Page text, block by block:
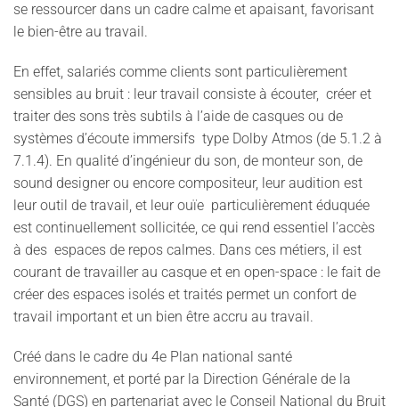
se ressourcer dans un cadre calme et apaisant, favorisant
le bien-être au travail.
En effet, salariés comme clients sont particulièrement
sensibles au bruit : leur travail consiste à écouter, créer et
traiter des sons très subtils à l’aide de casques ou de
systèmes d’écoute immersifs type Dolby Atmos (de 5.1.2 à
7.1.4). En qualité d’ingénieur du son, de monteur son, de
sound designer ou encore compositeur, leur audition est
leur outil de travail, et leur ouïe particulièrement éduquée
est continuellement sollicitée, ce qui rend essentiel l’accès
à des espaces de repos calmes. Dans ces métiers, il est
courant de travailler au casque et en open-space : le fait de
créer des espaces isolés et traités permet un confort de
travail important et un bien être accru au travail.
Créé dans le cadre du 4e Plan national santé
environnement, et porté par la Direction Générale de la
Santé (DGS) en partenariat avec le Conseil National du Bruit